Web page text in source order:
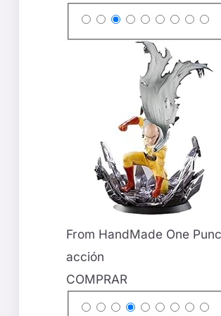
From HandMade One
acción
COMPRAR